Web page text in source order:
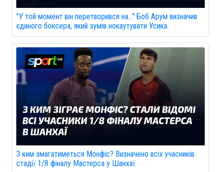
"У той момент він перетворився на..." Боб Арум визначив
єдиного боксера, який зумів нокаутувати Усика.
З ким змагатиметься Монфіс? Визначено всіх учасників
стадії 1/8 фіналу Мастерса у Шанхаї.